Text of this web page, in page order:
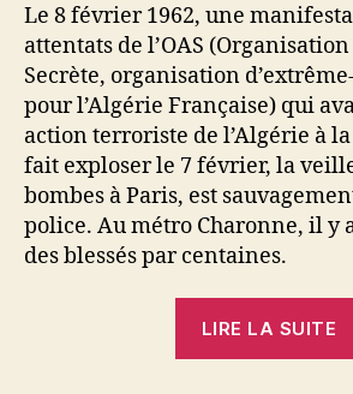
Le 8 février 1962, une
attentats de l’OAS (Organisation
Secrète, organisation
pour l’Algérie Française) qui
action terroriste de l’Algérie à
fait exploser le 7 février, la
bombes à Paris, est
police. Au métro Charonne, il y
des blessés par centaines.
LIRE LA SUITE